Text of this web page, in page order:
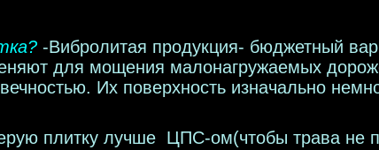
? -Вибролитая продукция- бюджетный
для мощения малонагружаемых
Их поверхность изначально
плитку лучше ЦПС-ом(чтобы трава не